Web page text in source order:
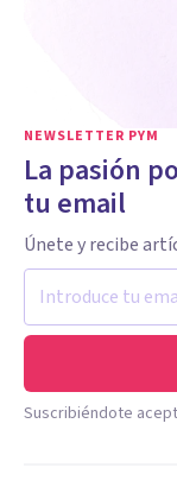
NEWSLETTER PYM
La pasión
tu email
Únete y recibe
Suscribiéndote